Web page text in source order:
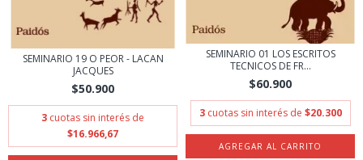
SEMINARIO 19 O PEOR - LACAN
JACQUES
$50.900
3 cuotas sin interés de
$16.966,67
SEMINARIO 01 LOS ESCRITOS
TECNICOS DE FR...
$60.900
3 cuotas sin interés de $20.300